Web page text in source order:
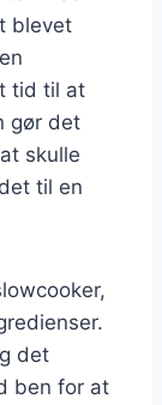
blevet
tid til at
gør det
skulle
til en
det
ben for at